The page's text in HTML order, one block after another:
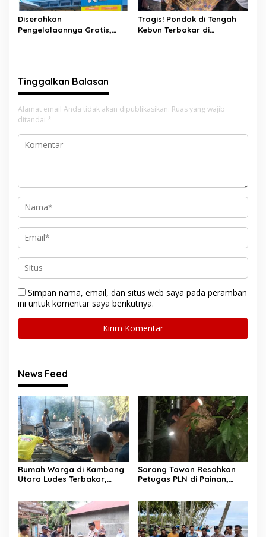
Diserahkan
Pengelolaannya Gratis,
Tragis! Pondok di Tengah
Kebun Terbakar di
Tinggalkan Balasan
Alamat email Anda tidak akan dipublikasikan. Ruas yang wajib
ditandai *
Simpan nama, email, dan situs web saya pada peramban
ini untuk komentar saya berikutnya.
News Feed
Rumah Warga di Kambang
Utara Ludes Terbakar,
Sarang Tawon Resahkan
Petugas PLN di Painan,